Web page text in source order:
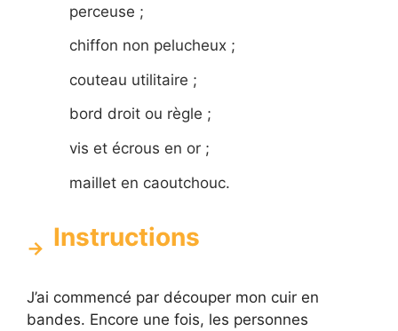
perceuse ;
chiffon non pelucheux ;
couteau utilitaire ;
bord droit ou règle ;
vis et écrous en or ;
maillet en caoutchouc.
Instructions
J’ai commencé par découper mon cuir en
bandes. Encore une fois, les personnes